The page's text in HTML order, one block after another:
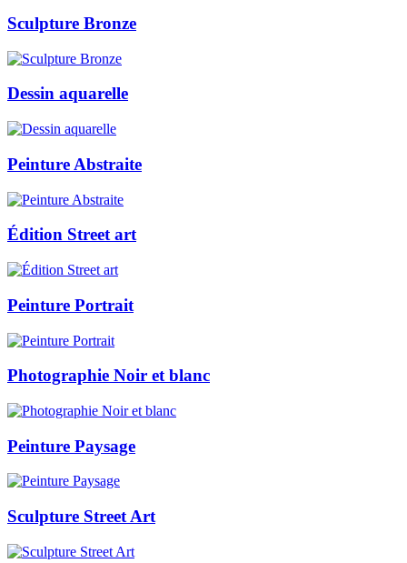
Sculpture Bronze
Dessin aquarelle
Peinture Abstraite
Édition Street art
Peinture Portrait
Photographie Noir et blanc
Peinture Paysage
Sculpture Street Art